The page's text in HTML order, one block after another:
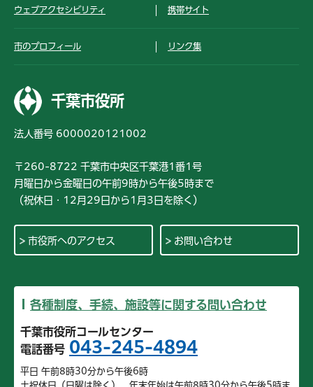
ウェブアクセシビリティ 携帯サイト
市のプロフィール リンク集
千葉市役所
法人番号 6000020121002
〒260-8722 千葉市中央区千葉港1番1号
月曜日から金曜日の午前9時から午後5時まで
（祝休日・12月29日から1月3日を除く）
市役所へのアクセス お問い合わせ
各種制度、手続、施設等に関する問い合わせ
千葉市役所コールセンター
電話番号 043-245-4894
平日 午前8時30分から午後6時